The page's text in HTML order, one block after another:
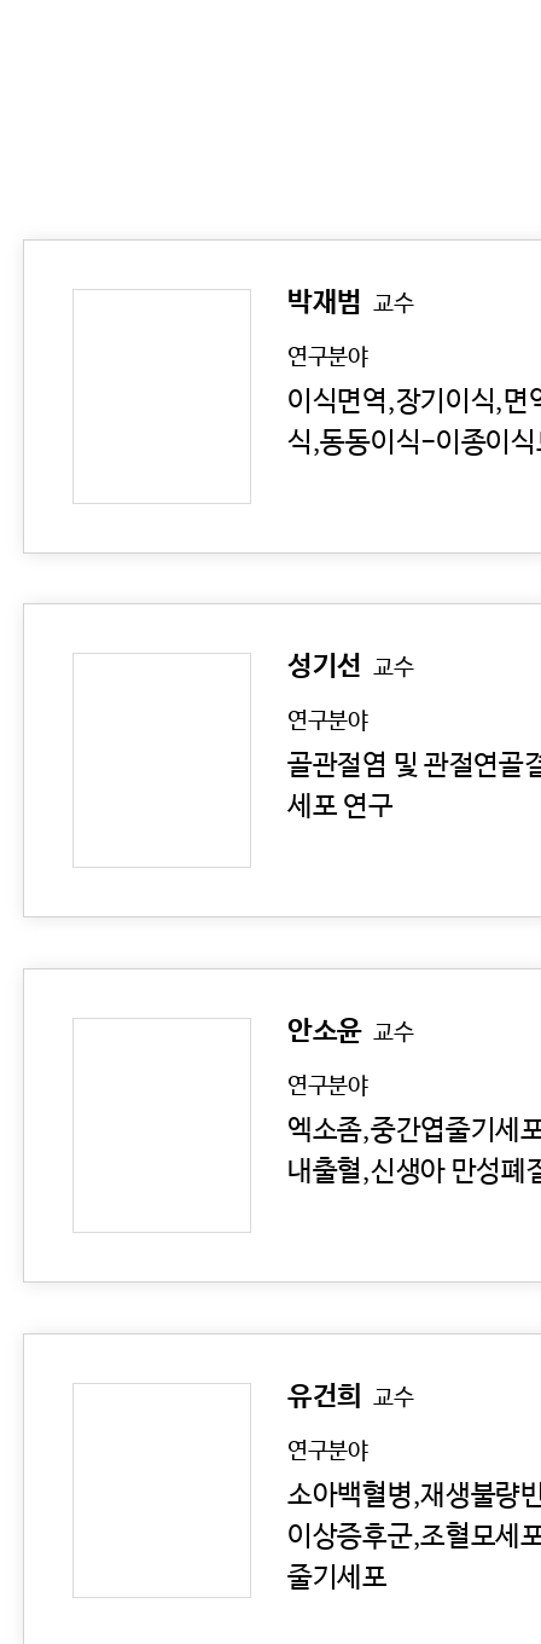
박재범 교수
연구분야
이식면역,장기이식,면
식,동동이식-이종이
성기선 교수
연구분야
골관절염 및 관절연골
세포 연구
안소윤 교수
연구분야
엑소좀,중간엽줄기세
내출혈,신생아 만성폐
유건희
교수
연구분야
소아백혈병,재생불량
이상증후군,조혈모세
줄기세포